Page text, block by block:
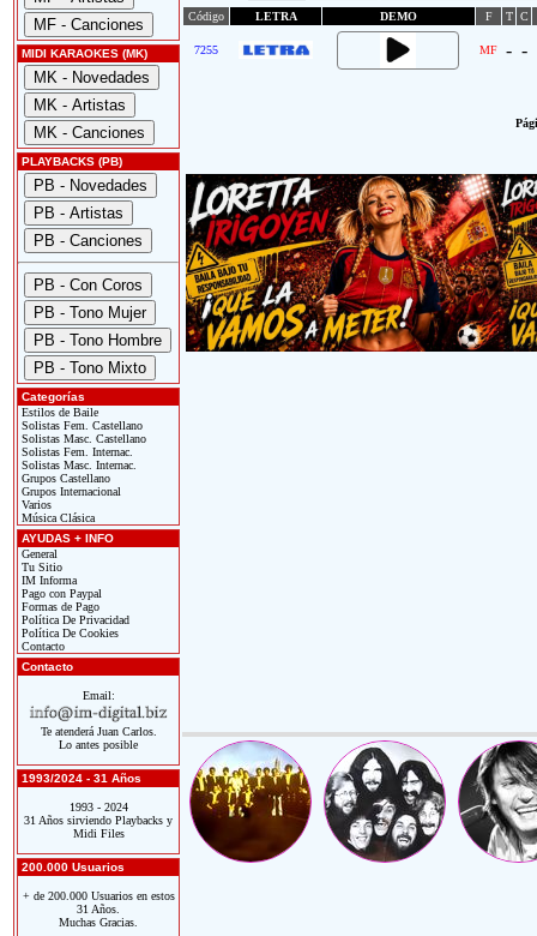
MIDI KARAOKES (MK)
PLAYBACKS (PB)
Categorías
Estilos de Baile
Solistas Fem. Castellano
Solistas Masc. Castellano
Solistas Fem. Internac.
Solistas Masc. Internac.
Grupos Castellano
Grupos Internacional
Varios
Música Clásica
AYUDAS + INFO
General
Tu Sitio
IM Informa
Pago con Paypal
Formas de Pago
Política De Privacidad
Política De Cookies
Contacto
Contacto
Email:
Te atenderá Juan Carlos.
Lo antes posible
1993/2024 - 31 Años
1993 - 2024
31 Años sirviendo Playbacks y
Midi Files
200.000 Usuarios
+ de 200.000 Usuarios en estos
31 Años.
Muchas Gracias.
Código
LETRA DEMO F T C
7255 MF - -